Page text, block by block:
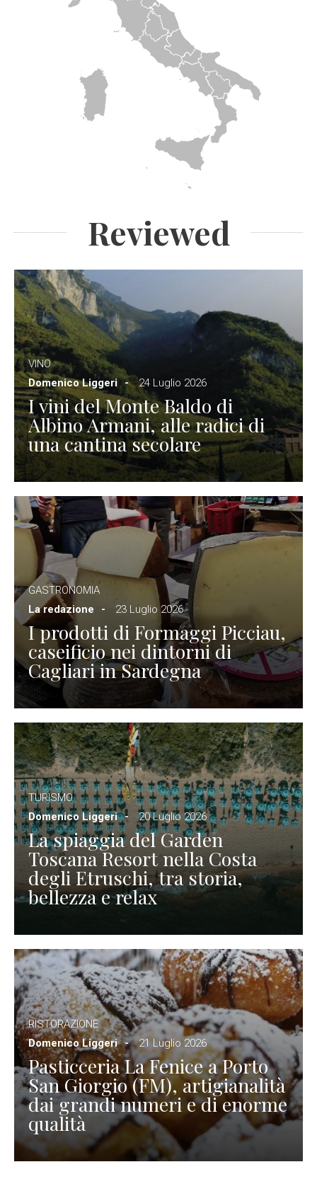
Reviewed
VINO
Domenico Liggeri
24 Luglio 2026
I vini del Monte Baldo di
Albino Armani, alle radici di
una cantina secolare
GASTRONOMIA
La redazione
23 Luglio 2026
I prodotti di Formaggi Picciau,
caseificio nei dintorni di
Cagliari in Sardegna
TURISMO
Domenico Liggeri
20 Luglio 2026
La spiaggia del Garden
Toscana Resort nella Costa
degli Etruschi, tra storia,
bellezza e relax
RISTORAZIONE
Domenico Liggeri
21 Luglio 2026
Pasticceria La Fenice a Porto
San Giorgio (FM), artigianalità
dai grandi numeri e di enorme
qualità